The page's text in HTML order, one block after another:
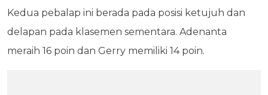
Kedua pebalap ini berada pada posisi ketujuh dan
delapan pada klasemen sementara. Adenanta
meraih 16 poin dan Gerry memiliki 14 poin.